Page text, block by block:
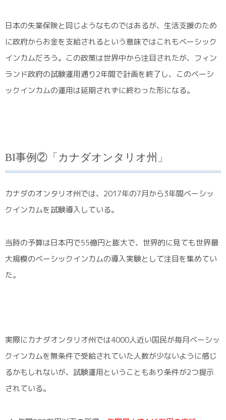
日本の失業保険と同じようなものではあるが、生活支援のため
に政府からお金を支給されるという意味ではこれもベーシック
インカムだろう。この政策は世界中から注目されたが、フィン
ランド政府の試験運用通り2年間で計画を終了し、このベーシ
ックインカムの運用は延期されずに終わった形になる。
BI事例②「カナダオンタリオ州」
カナダのオンタリオ州では、2017年の7月から3年間ベーシッ
クインカムを試験導入している。
当時の予算は日本円で55億円と膨大で、世界的に見ても世界最
大規模のベーシックインカムの導入実験として注目を集めてい
た。
実際にカナダオンタリオ州では4000人近い国民が毎月ベーシッ
クインカムを無条件で受給されていた人数が少ないように感じ
るかもしれないが、試験運用ということもあり条件が2つ提示
されている。